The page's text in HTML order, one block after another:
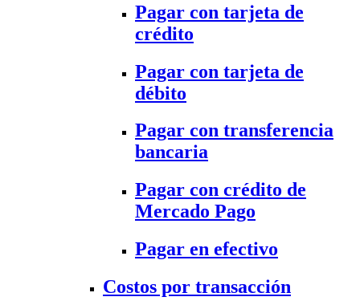
Pagar con tarjeta de
crédito
Pagar con tarjeta de
débito
Pagar con transferencia
bancaria
Pagar con crédito de
Mercado Pago
Pagar en efectivo
Costos por transacción